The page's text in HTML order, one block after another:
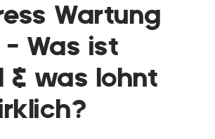
Wartung
Was ist
& was lohnt